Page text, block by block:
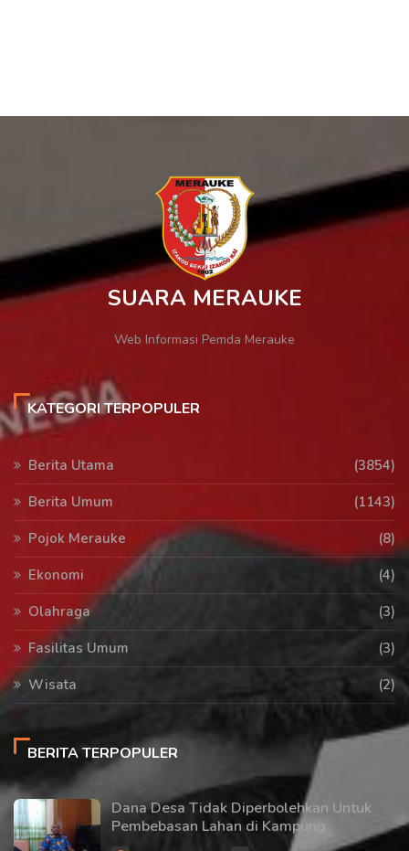
SUARA MERAUKE
Web Informasi Pemda Merauke
KATEGORI TERPOPULER
Berita Utama
(3854)
Berita Umum
(1143)
Pojok Merauke
(8)
Ekonomi
(4)
Olahraga
(3)
Fasilitas Umum
(3)
Wisata
(2)
BERITA TERPOPULER
Dana Desa Tidak Diperbolehkan Untuk
Pembebasan Lahan di Kampung